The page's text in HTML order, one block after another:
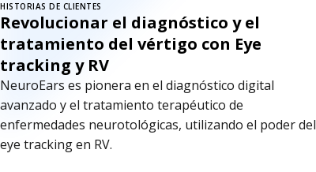
HISTORIAS DE CLIENTES
Revolucionar el diagnóstico y el
tratamiento del vértigo con Eye
tracking y RV
NeuroEars es pionera en el diagnóstico digital
avanzado y el tratamiento terapéutico de
enfermedades neurotológicas, utilizando el poder del
eye tracking en RV.